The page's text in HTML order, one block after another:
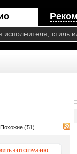
Похожие (51)
ФОТОГРАФИЮ